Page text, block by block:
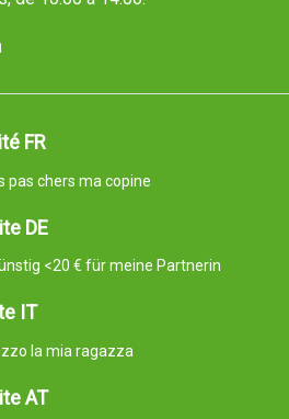
FR
pas chers ma copine
DE
<20 € für meine Partnerin
IT
la mia ragazza
AT